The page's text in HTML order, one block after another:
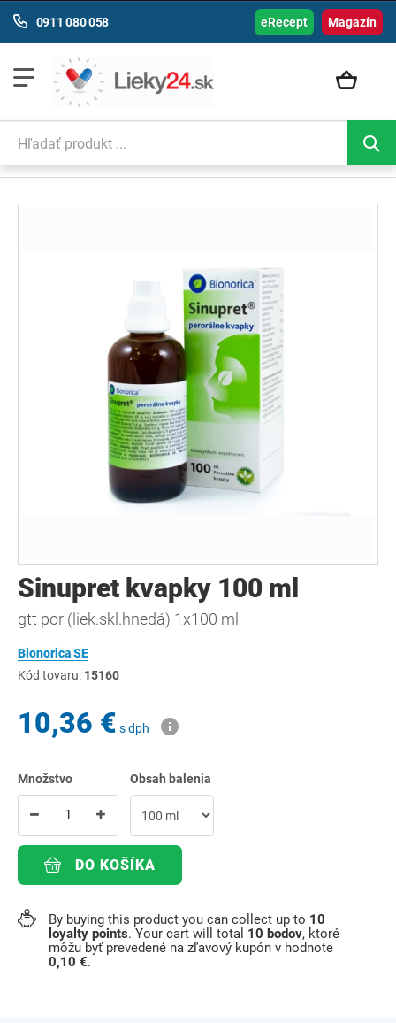
Magazín
0911 080 058 eRecept
Sinupret kvapky 100 ml
gtt por (liek.skl.hnedá) 1x100 ml
Bionorica SE
Kód tovaru: 15160
10,36 € s dph
Množstvo Obsah balenia
DO KOŠÍKA
By buying this product you can collect up to 10
loyalty points. Your cart will total 10 bodov, ktoré
môžu byť prevedené na zľavový kupón v hodnote
0,10 €.